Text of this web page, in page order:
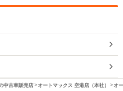
中古車販売店 オートマックス 空港店（本社） オ